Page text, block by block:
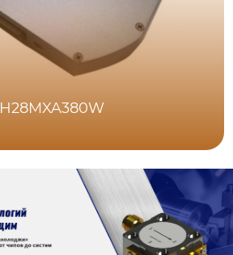
H28MXA380W